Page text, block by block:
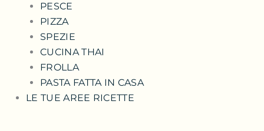
PESCE
PIZZA
SPEZIE
CUCINA THAI
FROLLA
PASTA FATTA IN CASA
LE TUE AREE RICETTE